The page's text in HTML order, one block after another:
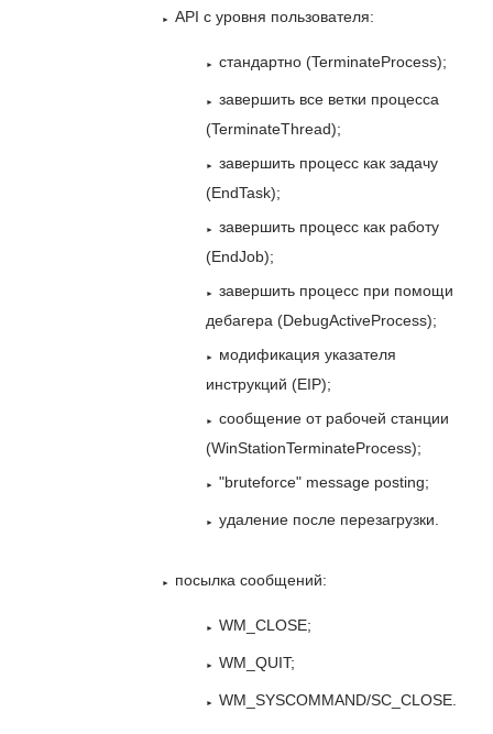
API с уровня пользователя:
стандартно (TerminateProcess);
завершить все ветки процесса
(TerminateThread);
завершить процесс как задачу
(EndTask);
завершить процесс как работу
(EndJob);
завершить процесс при помощи
дебагера (DebugActiveProcess);
модификация указателя
инструкций (EIP);
сообщение от рабочей станции
(WinStationTerminateProcess);
"bruteforce" message posting;
удаление после перезагрузки.
посылка сообщений:
WM_CLOSE;
WM_QUIT;
WM_SYSCOMMAND/SC_CLOSE.